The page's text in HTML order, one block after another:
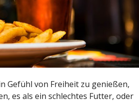
Gefühl von Freiheit zu genießen,
es als ein schlechtes Futter, oder